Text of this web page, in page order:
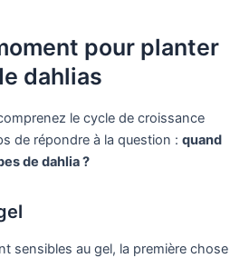
pour planter
dahlias
le cycle de croissance
de répondre à la question :quand
de dahlia ?
sensibles au gel, la première chose